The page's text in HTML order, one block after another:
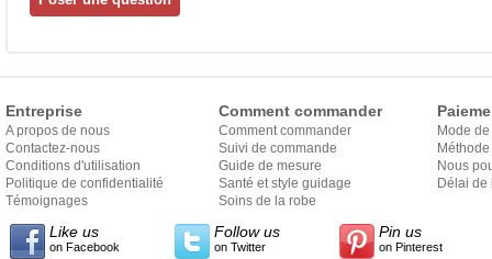
Entreprise
A propos de nous
Contactez-nous
Conditions d'utilisation
Politique de confidentialité
Témoignages
Comment commander
Comment commander
Suivi de commande
Guide de mesure
Santé et style guidage
Soins de la robe
Mode
Nous
Délai de
Like us
on Facebook
Follow us
on Twitter
Pin us
on Pinterest